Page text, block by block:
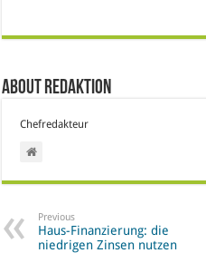
About Redaktion
Chefredakteur
Previous
Haus-Finanzierung: die
niedrigen Zinsen nutzen